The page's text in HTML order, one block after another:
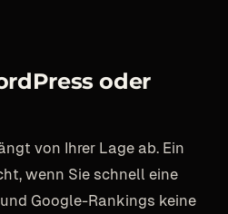
oder
von Ihrer Lage ab. Ein
wenn Sie schnell eine
Google-Rankings keine